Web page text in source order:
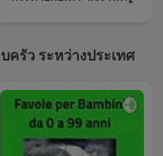
รัว ระหว่างประเทศ